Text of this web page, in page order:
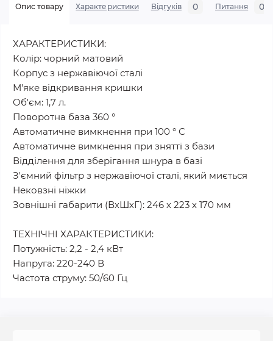
Опис товару Характеристики Відгуків 0 Питання 0
ХАРАКТЕРИСТИКИ:
Колір: чорний матовий
Корпус з нержавіючої сталі
М'яке відкривання кришки
Об'єм: 1,7 л.
Поворотна база 360 °
Автоматичне вимкнення при 100 ° С
Автоматичне вимкнення при знятті з бази
Відділення для зберігання шнура в базі
З'ємний фільтр з нержавіючої сталі, який миється
Нековзні ніжки
Зовнішні габарити (ВхШхГ): 246 х 223 х 170 мм
ТЕХНІЧНІ ХАРАКТЕРИСТИКИ:
Потужність: 2,2 - 2,4 кВт
Напруга: 220-240 В
Частота струму: 50/60 Гц